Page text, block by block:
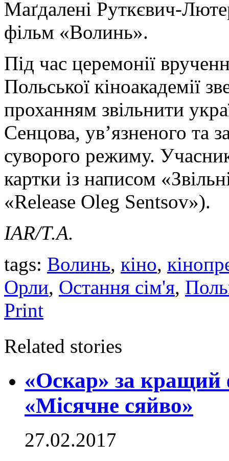
Маґдалені Руткєвич-
фільм «Волинь».
Під час церемонії
Польської кіноакадемії
проханням звільнити
Сенцова, ув’язненого та
суворого режиму.
картки із написом
«Release Oleg Sentsov»).
IAR/Т.А.
tags: Волинь, кіно,
Орли, Остання сім'я,
Print
Related stories
«Оскар» за кращий
«Місячне сяйво»
27.02.2017